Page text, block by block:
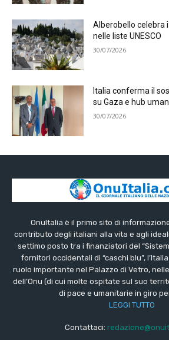
Alberobello celebra
nelle liste UNESCO
30/07/2026
Italia conferma il
su Gaza e hub
30/07/2026
OnuItalia è il primo sito di
contributo degli italiani alla vita e agli
settimo posto tra i finanziatori del
fornitori occidentali di “caschi blu”,
ruolo importante nel Palazzo di Vetro,
dell’Onu (di cui molte ospitate sul suo
di pace e umanitarie in giro
LEGGI TUTTO
Contattaci: